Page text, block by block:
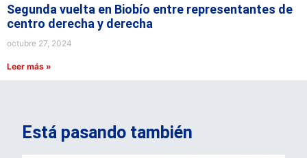
Segunda vuelta en Biobío entre representantes de
centro derecha y derecha
octubre 27, 2024
Leer más »
Está pasando también